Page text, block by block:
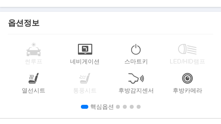
옵션정보
썬루프 네비게이션 스마트키 LED/HID램프
열선시트 통풍시트 후방감지센서 후방카메라
핵심옵션